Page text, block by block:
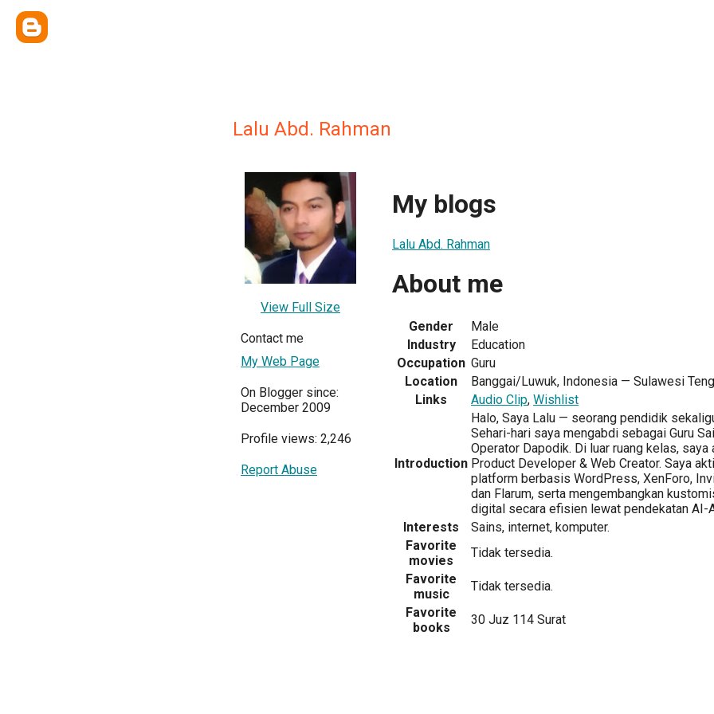
Lalu Abd. Rahman
View Full Size
Contact me
My Web Page
On Blogger since:
December 2009
Profile views: 2,246
Report Abuse
My blogs
Lalu Abd. Rahman
About me
Gender
Male
Industry
Education
Occupation Guru
Location
Banggai/Luwuk, Indonesia — Sulawesi
Links
Audio Clip, Wishlist
Introduction
Halo, Saya Lalu — seorang pendidik
Sehari-hari saya mengabdi sebagai Guru
Operator Dapodik. Di luar ruang kelas,
Product Developer & Web Creator. Saya
platform berbasis WordPress, XenForo,
dan Flarum, serta mengembangkan
digital secara efisien lewat pendekatan
Interests
Sains, internet, komputer.
Favorite
movies
Tidak tersedia.
Favorite
music
Tidak tersedia.
Favorite
books
30 Juz 114 Surat